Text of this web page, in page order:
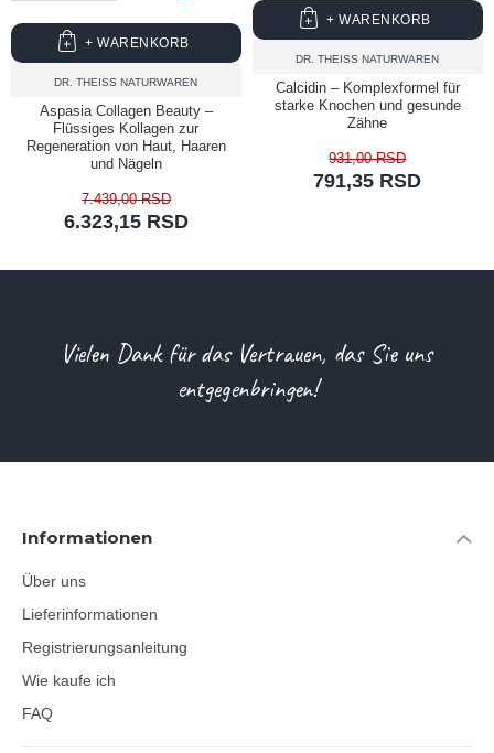
DR. THEISS NATURWAREN
Aspasia Collagen Beauty –
Flüssiges Kollagen zur
Regeneration von Haut, Haaren
und Nägeln
6.323,15 RSD
7.439,00 RSD
+ WARENKORB
DR. THEISS NATURWAREN
Calcidin – Komplexformel für
starke Knochen und gesunde
Zähne
791,35 RSD
931,00 RSD
+ WARENKORB
Vielen Dank für das Vertrauen, das Sie uns
entgegenbringen!
Informationen
Über uns
Lieferinformationen
Registrierungsanleitung
Wie kaufe ich
FAQ